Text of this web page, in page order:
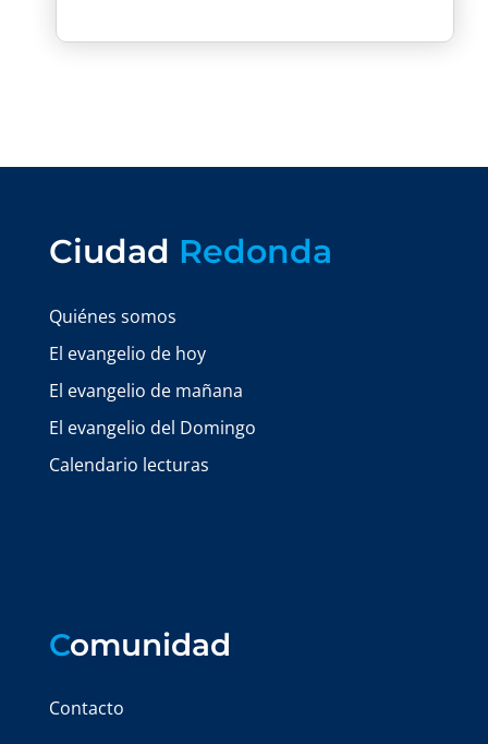
Ciudad Redonda
Quiénes somos
El evangelio de hoy
El evangelio de mañana
El evangelio del Domingo
Calendario lecturas
Comunidad
Contacto